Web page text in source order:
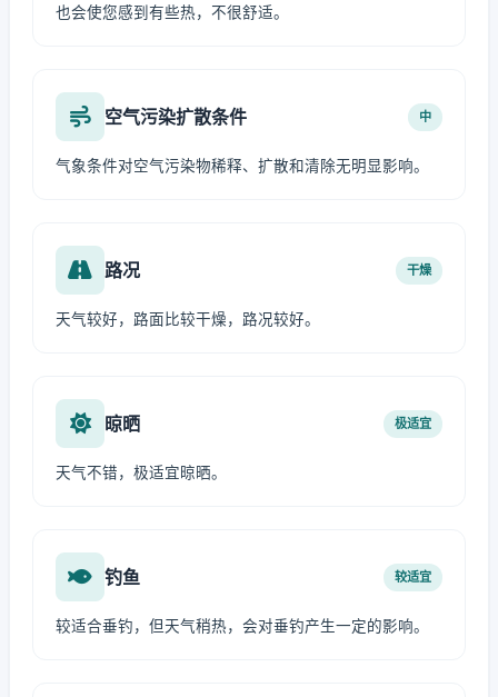
也会使您感到有些热，不很舒适。
空气污染扩散条件 中
气象条件对空气污染物稀释、扩散和清除无明显影响。
路况 干燥
天气较好，路面比较干燥，路况较好。
晾晒 极适宜
天气不错，极适宜晾晒。
钓鱼 较适宜
较适合垂钓，但天气稍热，会对垂钓产生一定的影响。